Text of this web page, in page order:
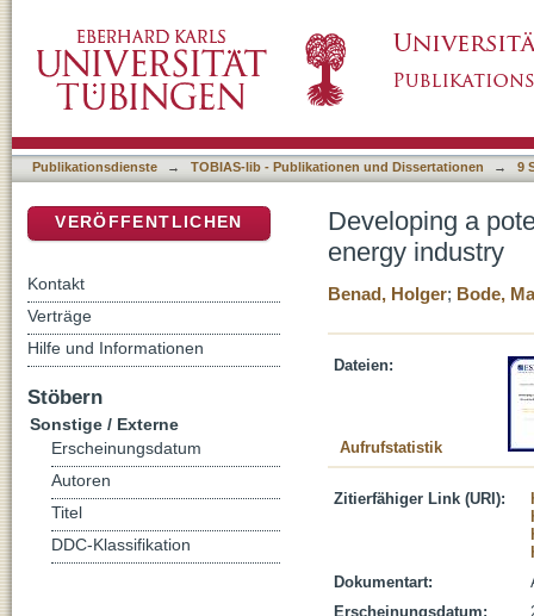
Publikationsdienste → TOBIAS-lib - Publikationen und Dissertationen → 9
Developing a
energy industry
Benad, Holger; Bode,
Dateien:
Aufrufstatistik
Zitierfähiger Link (URI):
Dokumentart:
Erscheinungsdatum:
VERÖFFENTLICHEN
Kontakt
Verträge
Hilfe und Informationen
Stöbern
Sonstige / Externe
Erscheinungsdatum
Autoren
Titel
DDC-Klassifikation